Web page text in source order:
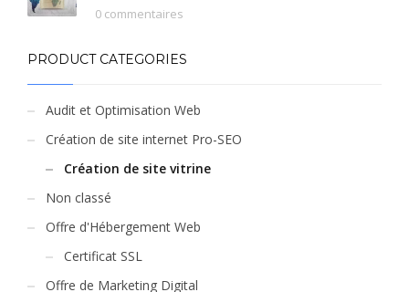
0 commentaires
PRODUCT CATEGORIES
Audit et Optimisation Web
Création de site internet Pro-SEO
Création de site vitrine
Non classé
Offre d'Hébergement Web
Certificat SSL
Offre de Marketing Digital